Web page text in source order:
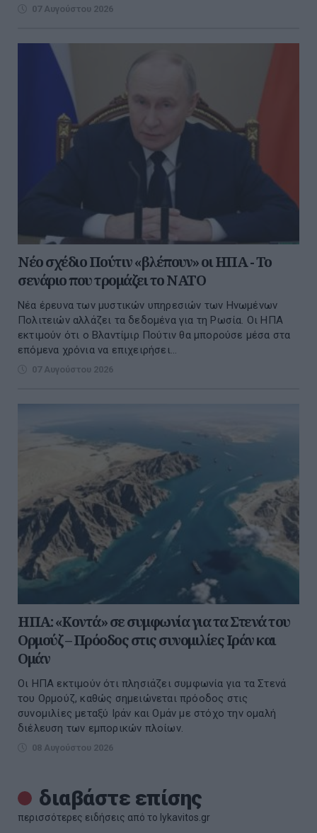
07 Αυγούστου 2026
Νέο σχέδιο Πούτιν «βλέπουν» οι ΗΠΑ - Το
σενάριο που τρομάζει το ΝΑΤΟ
Νέα έρευνα των μυστικών υπηρεσιών των Ηνωμένων
Πολιτειών αλλάζει τα δεδομένα για τη Ρωσία. Οι ΗΠΑ
εκτιμούν ότι ο Βλαντίμιρ Πούτιν θα μπορούσε μέσα στα
επόμενα χρόνια να επιχειρήσει...
07 Αυγούστου 2026
ΗΠΑ: «Κοντά» σε συμφωνία για τα Στενά του
Ορμούζ – Πρόοδος στις συνομιλίες Ιράν και
Ομάν
Οι ΗΠΑ εκτιμούν ότι πλησιάζει συμφωνία για τα Στενά
του Ορμούζ, καθώς σημειώνεται πρόοδος στις
συνομιλίες μεταξύ Ιράν και Ομάν με στόχο την ομαλή
διέλευση των εμπορικών πλοίων.
08 Αυγούστου 2026
διαβάστε επίσης
περισσότερες ειδήσεις από το lykavitos.gr